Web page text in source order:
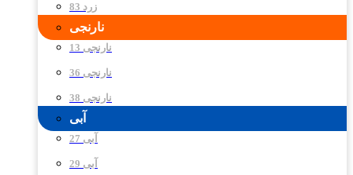
زرد 83
نارنجی
نارنجی 13
نارنجی 36
نارنجی 38
آبی
آبی 27
آبی 29